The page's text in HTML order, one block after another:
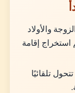
والأولاد
استخراج إقامة
تلقائيًا